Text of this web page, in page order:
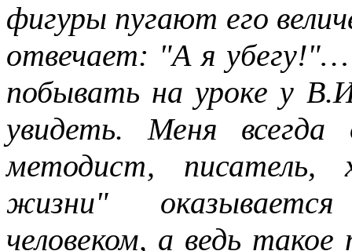
фигуры пугают его
отвечает: "А я
побывать на уроке у
увидеть. Меня всегда
методист, писатель,
жизни"
человеком, а ведь такое